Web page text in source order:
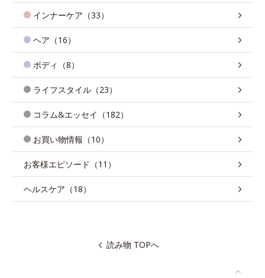
インナーケア（33）
ヘア（16）
ボディ（8）
ライフスタイル（23）
コラム&エッセイ（182）
お買い物情報（10）
お客様エピソード（11）
ヘルスケア（18）
読み物 TOPへ